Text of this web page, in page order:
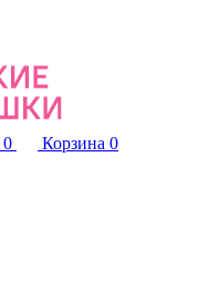
0 Корзина 0